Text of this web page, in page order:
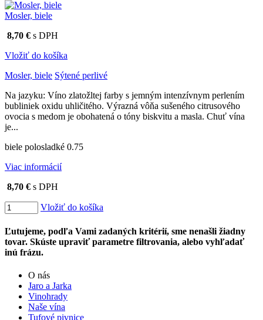
Mosler, biele
8,70 € s DPH
Vložiť do košíka
Mosler, biele Sýtené perlivé
Na jazyku: Víno zlatožltej farby s jemným intenzívnym perlením
bubliniek oxidu uhličitého. Výrazná vôňa sušeného citrusového
ovocia s medom je obohatená o tóny biskvitu a masla. Chuť vína
je...
biele polosladké 0.75
Viac informácií
8,70 € s DPH
Vložiť do košíka
Ľutujeme, podľa Vami zadaných kritérií, sme nenašli žiadny
tovar. Skúste upraviť parametre filtrovania, alebo vyhľadať
inú frázu.
O nás
Jaro a Jarka
Vinohrady
Naše vína
Tufové pivnice